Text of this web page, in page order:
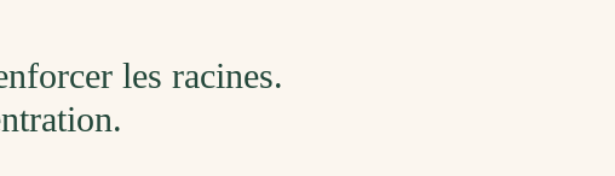
les racines.